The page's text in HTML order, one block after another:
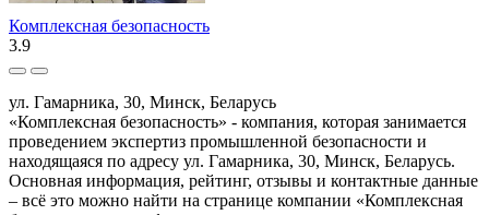
Комплексная безопасность
3.9
ул. Гамарника, 30, Минск, Беларусь
«Комплексная безопасность» - компания, которая занимается
проведением экспертиз промышленной безопасности и
находящаяся по адресу ул. Гамарника, 30, Минск, Беларусь.
Основная информация, рейтинг, отзывы и контактные данные
– всё это можно найти на странице компании «Комплексная